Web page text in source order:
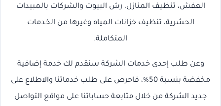
العفش، تنظيف المنازل، رش البيوت والشركات بالمبيدات
الحشرية، تنظيف خزانات المياه وغيرها من الخدمات
المتكاملة.
وعن طلب إحدى خدمات الشركة سنقدم لك خدمة إضافية
مخفضة بنسبة 50%، فاحرص على طلب خدماتنا والاطلاع على
جديد الشركة من خلال متابعة حساباتنا على مواقع التواصل